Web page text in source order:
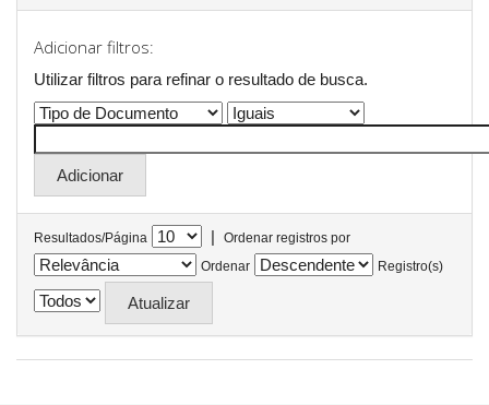
Adicionar filtros:
Utilizar filtros para refinar o resultado de busca.
Resultados/Página |
Ordenar registros por
Ordenar
Registro(s)